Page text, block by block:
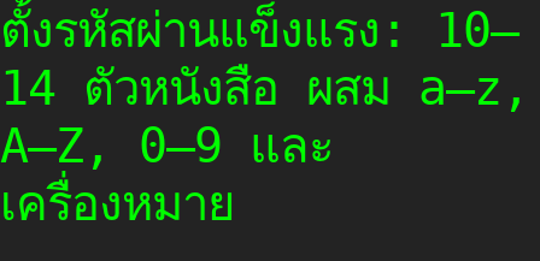
ตั้งรหัสผ่านแข็งแรง: 10–
14 ตัวหนังสือ ผสม a–z,
A–Z, 0–9 และ
เครื่องหมาย